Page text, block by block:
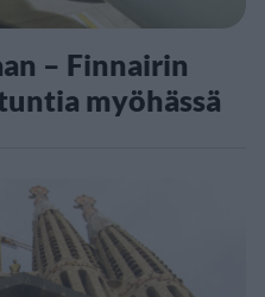
– Finnairin
myöhässä